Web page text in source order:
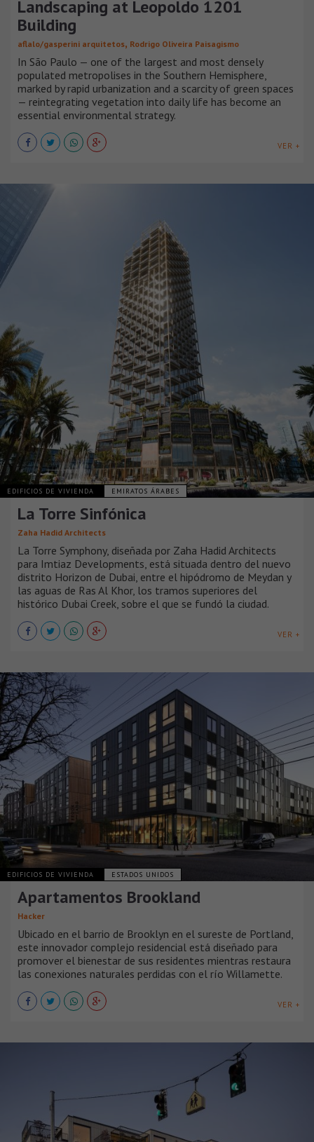
Landscaping at Leopoldo 1201
Building
aflalo/gasperini arquitetos, Rodrigo Oliveira Paisagismo
In São Paulo — one of the largest and most densely
populated metropolises in the Southern Hemisphere,
marked by rapid urbanization and a scarcity of green spaces
— reintegrating vegetation into daily life has become an
essential environmental strategy.
VER +
EDIFICIOS DE VIVIENDA EMIRATOS ÁRABES
La Torre Sinfónica
Zaha Hadid Architects
La Torre Symphony, diseñada por Zaha Hadid Architects
para Imtiaz Developments, está situada dentro del nuevo
distrito Horizon de Dubai, entre el hipódromo de Meydan y
las aguas de Ras Al Khor, los tramos superiores del
histórico Dubai Creek, sobre el que se fundó la ciudad.
VER +
EDIFICIOS DE VIVIENDA ESTADOS UNIDOS
Apartamentos Brookland
Hacker
Ubicado en el barrio de Brooklyn en el sureste de Portland,
este innovador complejo residencial está diseñado para
promover el bienestar de sus residentes mientras restaura
las conexiones naturales perdidas con el río Willamette.
VER +